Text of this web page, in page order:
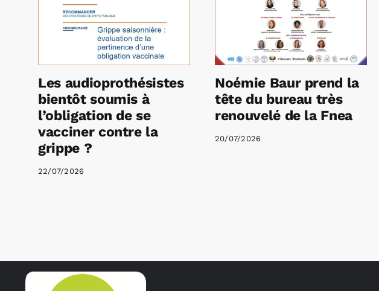
Les audioprothésistes
bientôt soumis à
l’obligation de se
vacciner contre la
grippe ?
22/07/2026
Noémie Baur prend la
tête du bureau très
renouvelé de la Fnea
20/07/2026